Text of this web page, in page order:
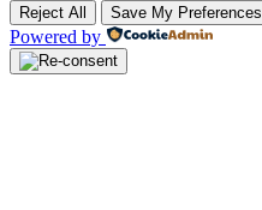
Reject All Save My Preferences
Powered by